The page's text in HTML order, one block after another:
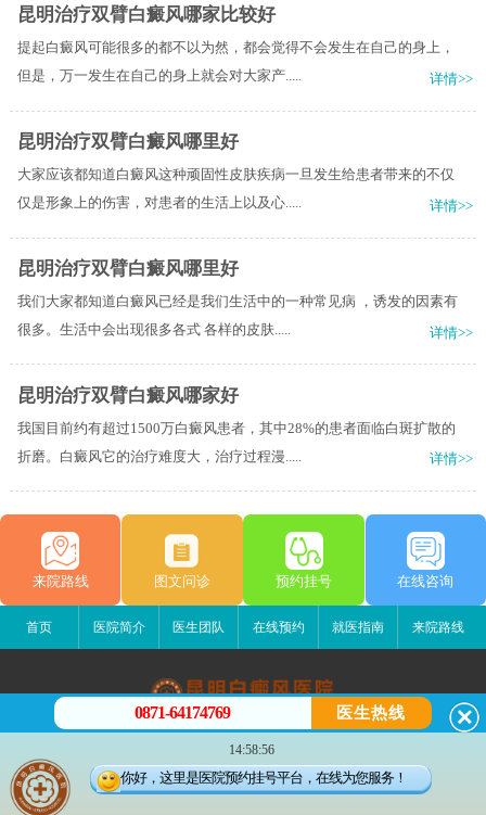
昆明治疗双臂白癜风哪家比较好
提起白癜风可能很多的都不以为然，都会觉得不会发生在自己的身上，
但是，万一发生在自己的身上就会对大家产.....
详情>>
昆明治疗双臂白癜风哪里好
大家应该都知道白癜风这种顽固性皮肤疾病一旦发生给患者带来的不仅
仅是形象上的伤害，对患者的生活上以及心.....
详情>>
昆明治疗双臂白癜风哪里好
我们大家都知道白癜风已经是我们生活中的一种常见病 ，诱发的因素有
很多。生活中会出现很多各式 各样的皮肤.....
详情>>
昆明治疗双臂白癜风哪家好
我国目前约有超过1500万白癜风患者，其中28%的患者面临白斑扩散的
折磨。白癜风它的治疗难度大，治疗过程漫.....
详情>>
来院路线 图文问诊 预约挂号 在线咨询
首页 医院简介 医生团队 在线预约 就医指南 来院路线
昆明白癜风医院
昆明市五华区护国路2号
版权所有：昆明白癜风医院
0871-64174769 医生热线
14:58:56
你好，这里是医院预约挂号平台，在线为您服务！